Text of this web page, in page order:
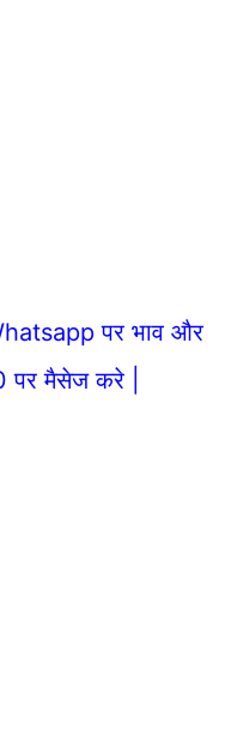
पर भाव और
पर मैसेज करे |